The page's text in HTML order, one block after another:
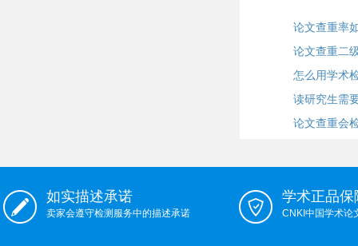
论文查重率
论文查重二
怎么用学术
读研究生需
论文查重会
如实描述承诺
卖家会遵守检测服务中的描述承诺
学术正品保
CNKI中国学术论